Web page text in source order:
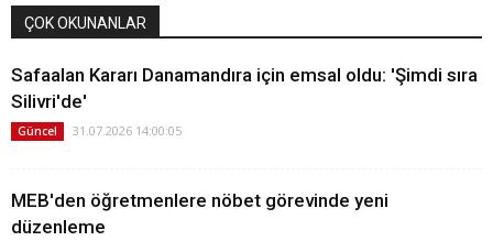
ÇOK OKUNANLAR
Safaalan Kararı Danamandıra için emsal oldu: 'Şimdi sıra
Silivri'de'
Güncel 31.07.2026 14:00:05
MEB'den öğretmenlere nöbet görevinde yeni
düzenleme